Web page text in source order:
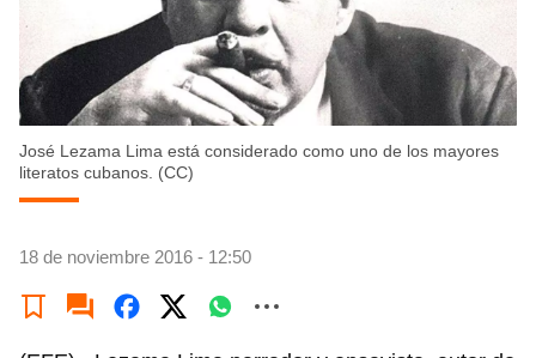
José Lezama Lima está considerado como uno de los mayores
literatos cubanos. (CC)
18 de noviembre 2016 - 12:50